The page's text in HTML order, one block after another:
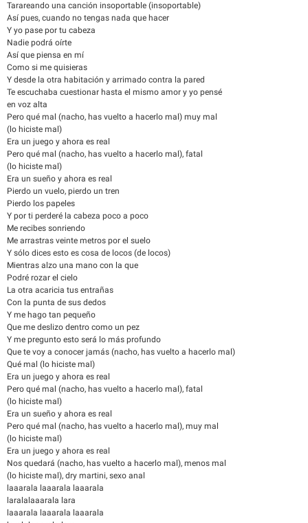
Tarareando una canción insoportable (insoportable)
Así pues, cuando no tengas nada que hacer
Y yo pase por tu cabeza
Nadie podrá oírte
Así que piensa en mí
Como si me quisieras
Y desde la otra habitación y arrimado contra la pared
Te escuchaba cuestionar hasta el mismo amor y yo pensé
en voz alta
Pero qué mal (nacho, has vuelto a hacerlo mal) muy mal
(lo hiciste mal)
Era un juego y ahora es real
Pero qué mal (nacho, has vuelto a hacerlo mal), fatal
(lo hiciste mal)
Era un sueño y ahora es real
Pierdo un vuelo, pierdo un tren
Pierdo los papeles
Y por ti perderé la cabeza poco a poco
Me recibes sonriendo
Me arrastras veinte metros por el suelo
Y sólo dices esto es cosa de locos (de locos)
Mientras alzo una mano con la que
Podré rozar el cielo
La otra acaricia tus entrañas
Con la punta de sus dedos
Y me hago tan pequeño
Que me deslizo dentro como un pez
Y me pregunto esto será lo más profundo
Que te voy a conocer jamás (nacho, has vuelto a hacerlo mal)
Qué mal (lo hiciste mal)
Era un juego y ahora es real
Pero qué mal (nacho, has vuelto a hacerlo mal), fatal
(lo hiciste mal)
Era un sueño y ahora es real
Pero qué mal (nacho, has vuelto a hacerlo mal), muy mal
(lo hiciste mal)
Era un juego y ahora es real
Nos quedará (nacho, has vuelto a hacerlo mal), menos mal
(lo hiciste mal), dry martini, sexo anal
laaarala laaarala laaarala
laralalaaarala lara
laaarala laaarala laaarala